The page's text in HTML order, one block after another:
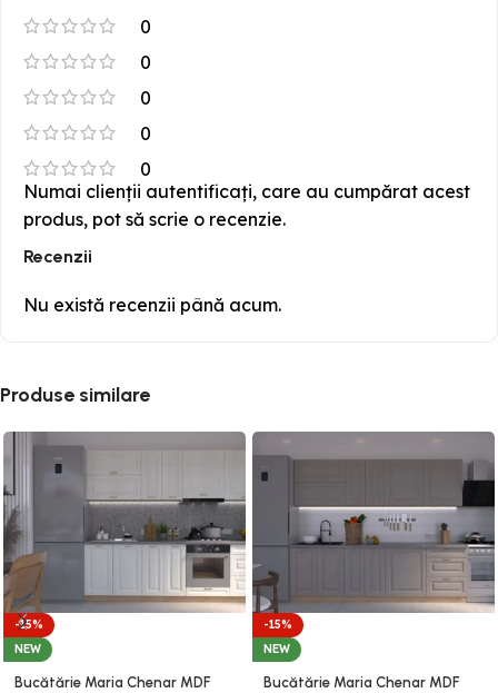
0
0
0
0
0
Recenzii
Nu există recenzii până acum.
Numai clienții autentificați, care au cumpărat acest
produs, pot să scrie o recenzie.
Produse similare
-15%
NEW
Bucătărie Maria Chenar MDF
-15%
NEW
Bucătărie Maria Chenar MDF